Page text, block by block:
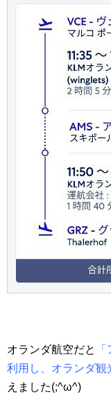
オランダ航空だと
利用し、オランダ観
えました(;^ω^)